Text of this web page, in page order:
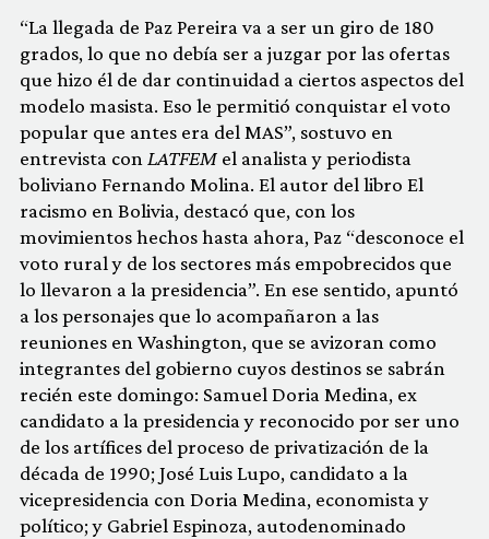
“La llegada de Paz Pereira va a ser un giro de 180
grados, lo que no debía ser a juzgar por las ofertas
que hizo él de dar continuidad a ciertos aspectos del
modelo masista. Eso le permitió conquistar el voto
popular que antes era del MAS”, sostuvo en
entrevista con LATFEM el analista y periodista
boliviano Fernando Molina. El autor del libro El
racismo en Bolivia, destacó que, con los
movimientos hechos hasta ahora, Paz “desconoce el
voto rural y de los sectores más empobrecidos que
lo llevaron a la presidencia”. En ese sentido, apuntó
a los personajes que lo acompañaron a las
reuniones en Washington, que se avizoran como
integrantes del gobierno cuyos destinos se sabrán
recién este domingo: Samuel Doria Medina, ex
candidato a la presidencia y reconocido por ser uno
de los artífices del proceso de privatización de la
década de 1990; José Luis Lupo, candidato a la
vicepresidencia con Doria Medina, economista y
político; y Gabriel Espinoza, autodenominado